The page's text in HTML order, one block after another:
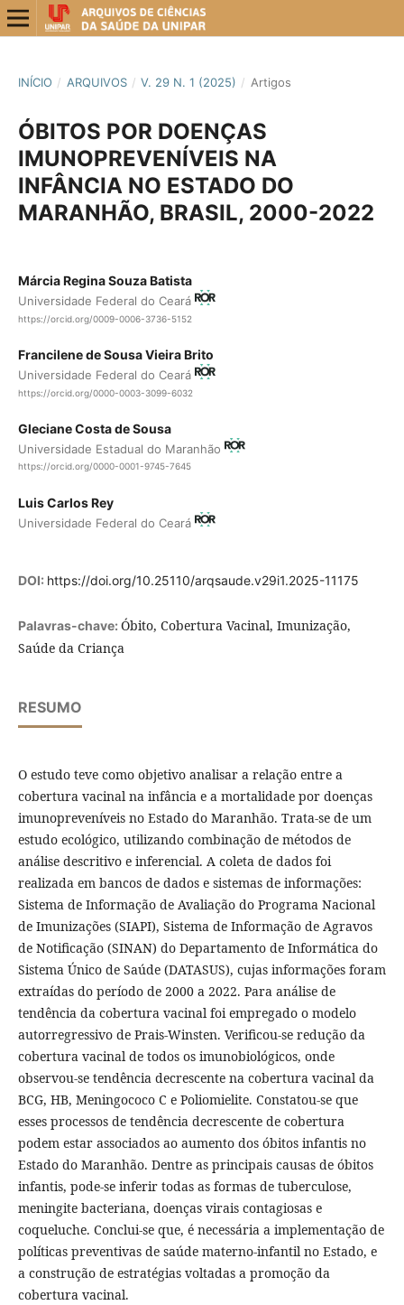
INÍCIO / ARQUIVOS / V. 29 N. 1 (2025) / Artigos
ÓBITOS POR DOENÇAS
IMUNOPREVENÍVEIS NA
INFÂNCIA NO ESTADO DO
MARANHÃO, BRASIL, 2000-2022
Márcia Regina Souza Batista
Universidade Federal do Ceará
https://orcid.org/0009-0006-3736-5152
Francilene de Sousa Vieira Brito
Universidade Federal do Ceará
https://orcid.org/0000-0003-3099-6032
Gleciane Costa de Sousa
Universidade Estadual do Maranhão
https://orcid.org/0000-0001-9745-7645
Luis Carlos Rey
Universidade Federal do Ceará
DOI: https://doi.org/10.25110/arqsaude.v29i1.2025-11175
Palavras-chave: Óbito, Cobertura Vacinal, Imunização,
Saúde da Criança
RESUMO
O estudo teve como objetivo analisar a relação entre a
cobertura vacinal na infância e a mortalidade por doenças
imunopreveníveis no Estado do Maranhão. Trata-se de um
estudo ecológico, utilizando combinação de métodos de
análise descritivo e inferencial. A coleta de dados foi
realizada em bancos de dados e sistemas de informações:
Sistema de Informação de Avaliação do Programa Nacional
de Imunizações (SIAPI), Sistema de Informação de Agravos
de Notificação (SINAN) do Departamento de Informática do
Sistema Único de Saúde (DATASUS), cujas informações foram
extraídas do período de 2000 a 2022. Para análise de
tendência da cobertura vacinal foi empregado o modelo
autorregressivo de Prais-Winsten. Verificou-se redução da
cobertura vacinal de todos os imunobiológicos, onde
observou-se tendência decrescente na cobertura vacinal da
BCG, HB, Meningococo C e Poliomielite. Constatou-se que
esses processos de tendência decrescente de cobertura
podem estar associados ao aumento dos óbitos infantis no
Estado do Maranhão. Dentre as principais causas de óbitos
infantis, pode-se inferir todas as formas de tuberculose,
meningite bacteriana, doenças virais contagiosas e
coqueluche. Conclui-se que, é necessária a implementação de
políticas preventivas de saúde materno-infantil no Estado, e
a construção de estratégias voltadas a promoção da
cobertura vacinal.